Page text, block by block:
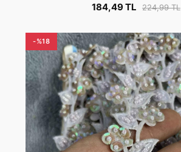
184,49 TL 224,99 TL
-%18